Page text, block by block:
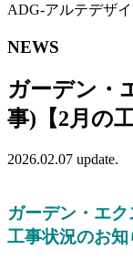
ADG-アルテデザ
NEWS
ガーデン・
事)【2月の
2026.02.07 update.
ガーデン・エ
工事状況のお知